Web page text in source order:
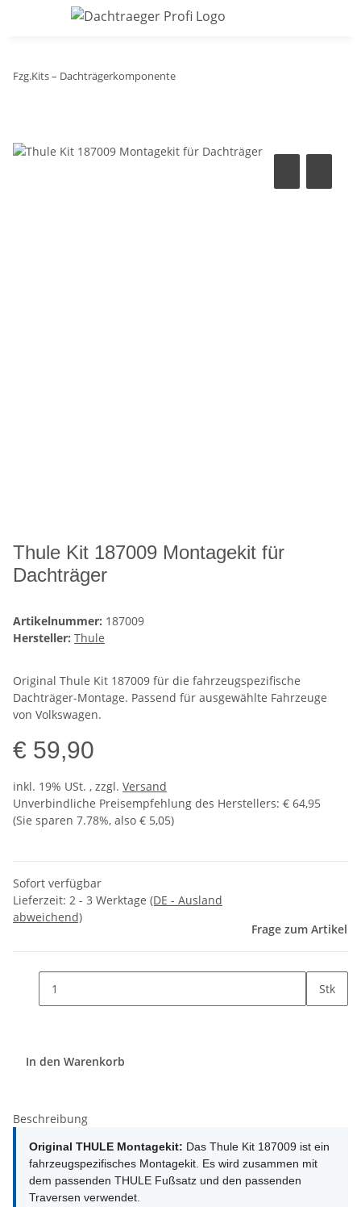
Fzg.Kits – Dachträgerkomponente
Thule Kit 187009 Montagekit für
Dachträger
Artikelnummer: 187009
Hersteller: Thule
Original Thule Kit 187009 für die fahrzeugspezifische
Dachträger-Montage. Passend für ausgewählte Fahrzeuge
von Volkswagen.
€ 59,90
inkl. 19% USt. , zzgl. Versand
Unverbindliche Preisempfehlung des Herstellers: € 64,95
(Sie sparen 7.78%, also € 5,05)
Sofort verfügbar
Lieferzeit: 2 - 3 Werktage (DE - Ausland
abweichend)
Frage zum Artikel
Stk
In den Warenkorb
Beschreibung
Original THULE Montagekit: Das Thule Kit 187009 ist ein
fahrzeugspezifisches Montagekit. Es wird zusammen mit
dem passenden THULE Fußsatz und den passenden
Traversen verwendet.